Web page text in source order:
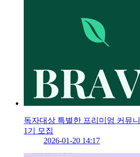
독자대상 특별한 프리미엄 커뮤
1기 모집
2026-01-20 14:17